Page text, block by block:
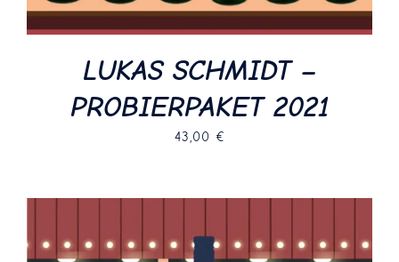
LUKAS SCHMIDT –
PROBIERPAKET 2021
43,00 €